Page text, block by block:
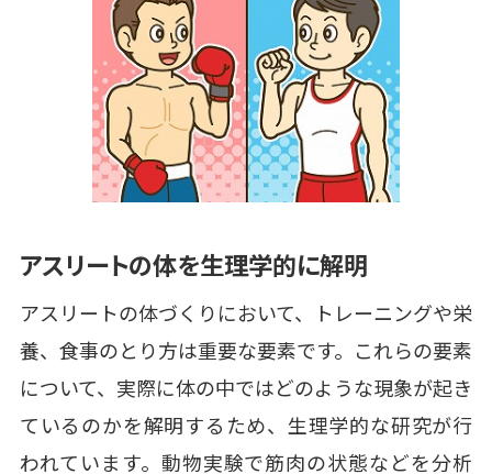
アスリートの体を生理学的に解明
アスリートの体づくりにおいて、トレーニングや栄
養、食事のとり方は重要な要素です。これらの要素
について、実際に体の中ではどのような現象が起き
ているのかを解明するため、生理学的な研究が行
われています。動物実験で筋肉の状態などを分析